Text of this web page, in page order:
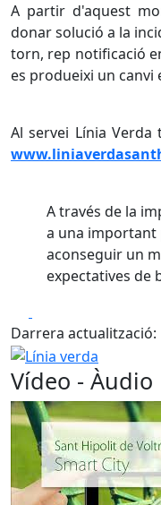
A partir d'aquest
donar solució a la
torn, rep notificació
es produeixi un canvi
Al servei Línia
A través de la
a una important
aconseguir un
expectatives de
Darrera actualització:
Línia verda
Vídeo - Àudio